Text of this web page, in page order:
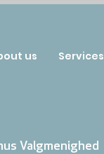
Valgmenighed
us Services